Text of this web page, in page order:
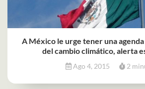
A México le urge tener una
del cambio climático, alerta
Ago 4, 2015 2